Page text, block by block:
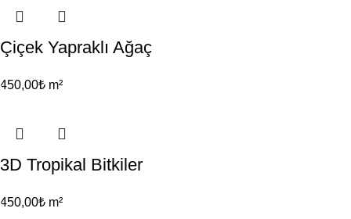
Çiçek Yapraklı Ağaç
450,00₺ m²
3D Tropikal Bitkiler
450,00₺ m²